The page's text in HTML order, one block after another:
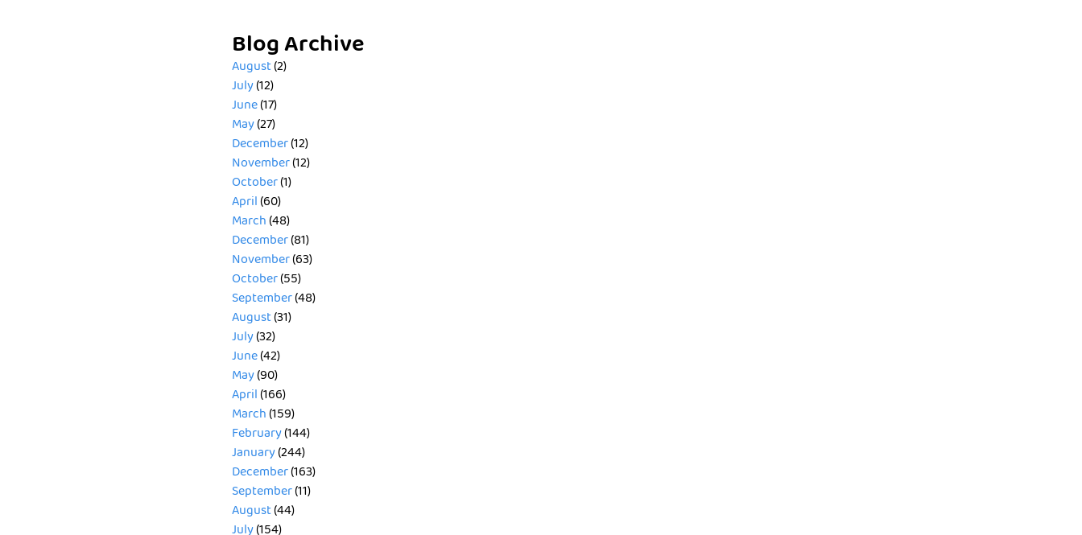
Blog Archive
August(2)
July(12)
June(17)
May(27)
December(12)
November(12)
October(1)
April(60)
March(48)
December(81)
November(63)
October(55)
September(48)
August(31)
July(32)
June(42)
May(90)
April(166)
March(159)
February(144)
January(244)
December(163)
September(11)
August(44)